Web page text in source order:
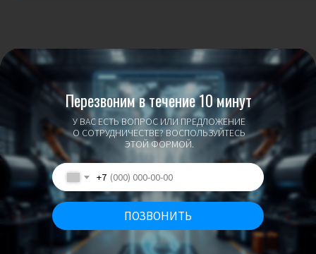
У ВАС ЕСТЬ ВОПРОС ИЛИ ПРЕДЛОЖЕНИЕ
О СОТРУДНИЧЕСТВЕ? ВОСПОЛЬЗУЙТЕСЬ
ЭТОЙ ФОРМОЙ.
Перезвоним в течение 10 минут
+7
ПОЗВОНИТЬ